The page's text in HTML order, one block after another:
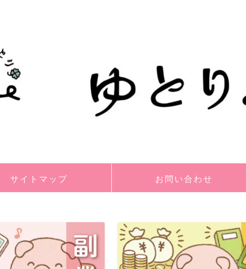
サイトマップ お問い合わせ